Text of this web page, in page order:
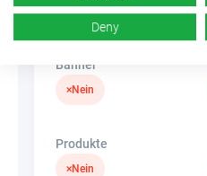
k.A.
Banner
×Nein
Produkte
×Nein
Deny